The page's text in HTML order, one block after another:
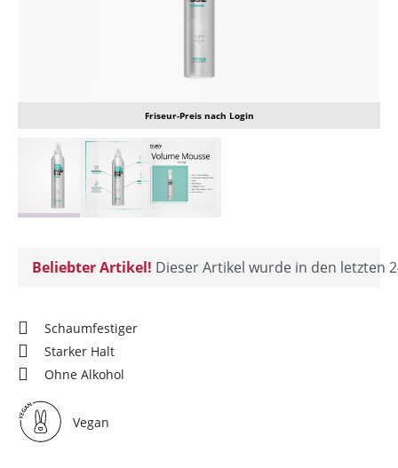
Friseur-Preis nach Login
Beliebter Artikel! Dieser Artikel wurde in den letzten
Schaumfestiger
Starker Halt
Ohne Alkohol
Vegan